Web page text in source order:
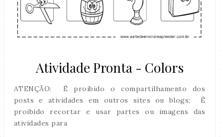
Atividade Pronta - Colors
ATENÇÃO: É proibido o compartilhamento dos
posts e atividades em outros sites ou blogs; É
proibido recortar e usar partes ou imagens das
atividades para